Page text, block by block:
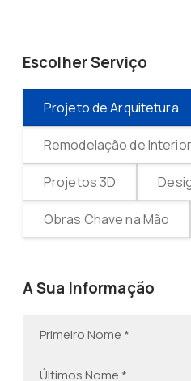
Escolher Serviço
Projeto de Arquitetura
Remodelação de Interior
Projetos 3D
Obras Chave na Mão
A Sua Informação